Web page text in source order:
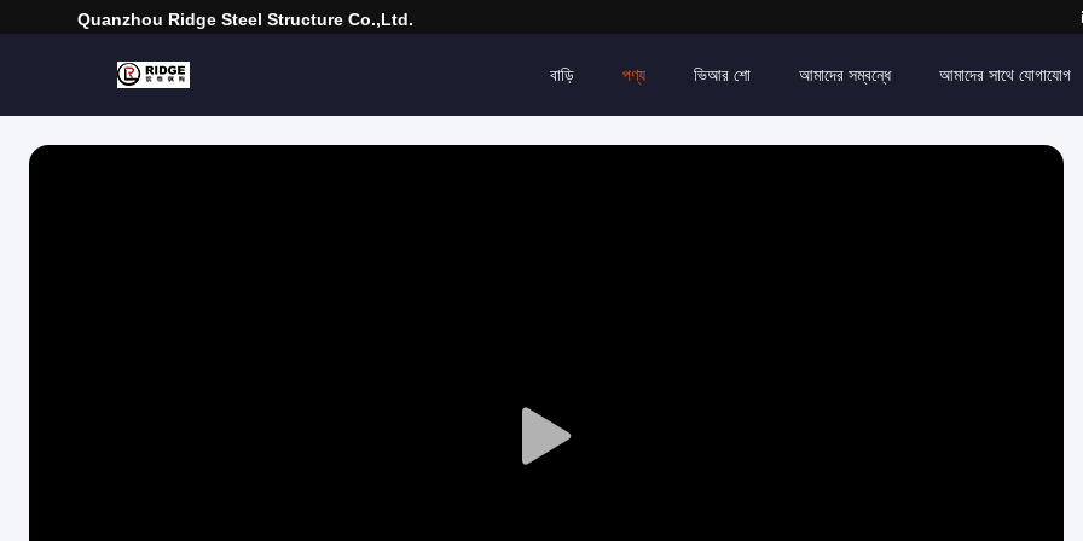
Quanzhou Ridge Steel Structure Co.,Ltd.
বাড়ি পণ্য ভিআর শো আমাদের সম্বন্ধে আমাদের সাথে যোগাযোগ
Play